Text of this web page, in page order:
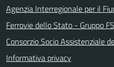
Agenzia Interregionale per il
Ferrovie dello Stato - Gruppo
Consorzio Socio Assistenziale
Informativa privacy